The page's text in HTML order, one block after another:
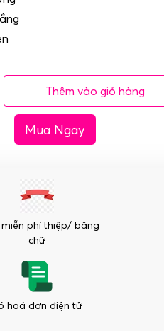
Thêm vào giỏ hàng
Mua Ngay
phí thiệp/ băng
chữ
hoá đơn điện tử